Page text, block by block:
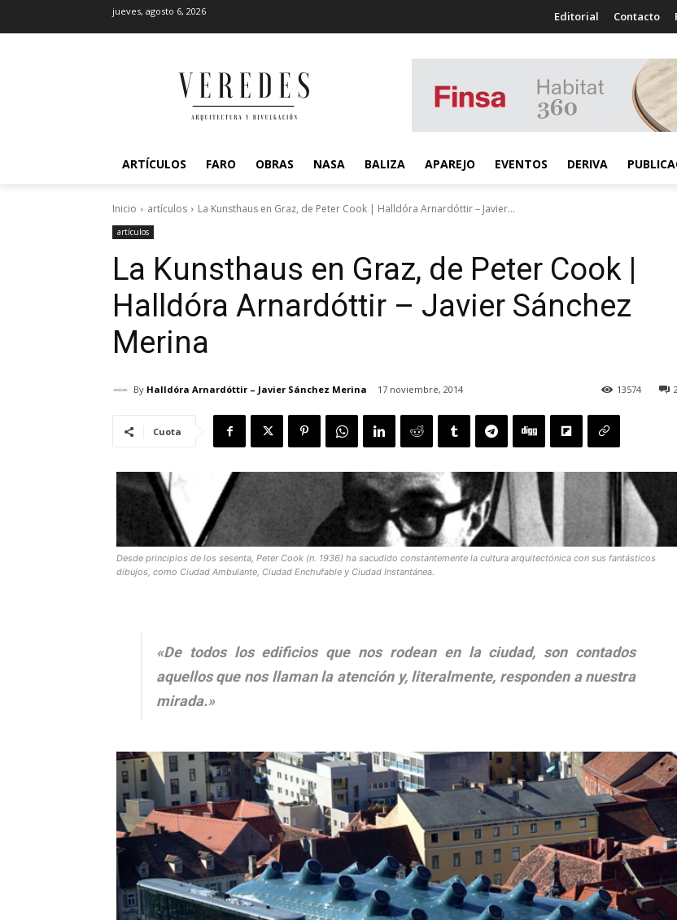
jueves, agosto 6, 2026 Editorial Contacto
ARTÍCULOS FARO OBRAS NASA BALIZA APAREJO EVENTOS DERIVA
Inicio artículos La Kunsthaus en Graz, de Peter Cook | Halldóra Arnardóttir – Javier...
artículos
La Kunsthaus en Graz, de Peter Cook |
Halldóra Arnardóttir – Javier Sánchez
Merina
By Halldóra Arnardóttir – Javier Sánchez Merina 17 noviembre, 2014 13574
Cuota
Desde principios de los sesenta, Peter Cook (n. 1936) ha sacudido constantemente la cultura arquitectónica con sus fantásticos
dibujos, como Ciudad Ambulante, Ciudad Enchufable y Ciudad Instantánea.
«De todos los edificios que nos rodean en la ciudad, son contados
aquellos que nos llaman la atención y, literalmente, responden a nuestra
mirada.»